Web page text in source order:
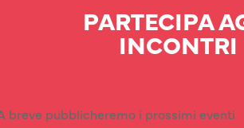
PARTECIPA
INCONTRI
breve pubblicheremo i prossimi eventi